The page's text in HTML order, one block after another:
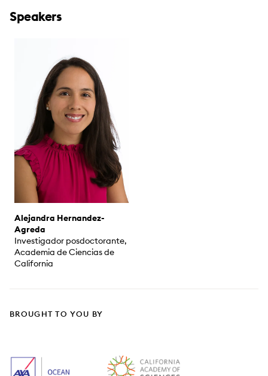
Speakers
Alejandra Hernandez-
Agreda
Investigador posdoctorante,
Academia de Ciencias de
California
BROUGHT TO YOU BY